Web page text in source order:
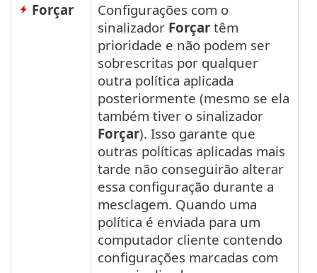
Forçar
Configurações com o
sinalizador Forçar têm
prioridade e não podem ser
sobrescritas por qualquer
outra política aplicada
posteriormente (mesmo se ela
também tiver o sinalizador
Forçar). Isso garante que
outras políticas aplicadas mais
tarde não conseguirão alterar
essa configuração durante a
mesclagem. Quando uma
política é enviada para um
computador cliente contendo
configurações marcadas com